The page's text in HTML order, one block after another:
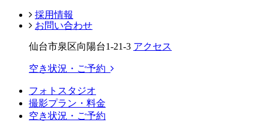
採用情報
お問い合わせ
仙台市泉区向陽台1-21-3 アクセス
空き状況・ご予約
フォトスタジオ
撮影プラン・料金
空き状況・ご予約